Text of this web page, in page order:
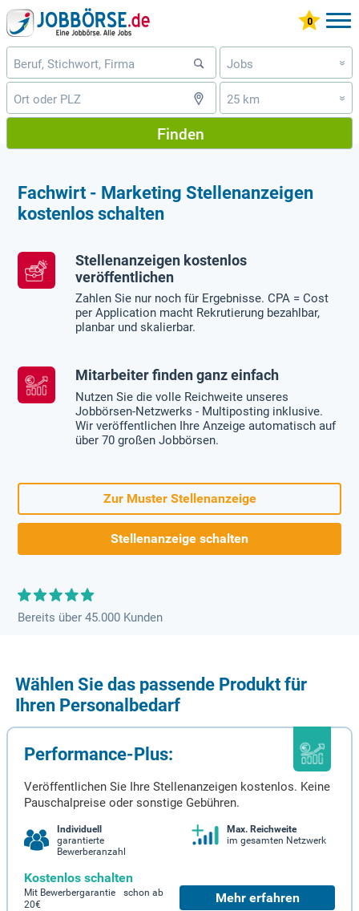
Jobs »
25 km »
Finden
Fachwirt - Marketing Stellenanzeigen
kostenlos schalten
Stellenanzeigen kostenlos
veröffentlichen
Zahlen Sie nur noch für Ergebnisse. CPA = Cost
per Application macht Rekrutierung bezahlbar,
planbar und skalierbar.
Mitarbeiter finden ganz einfach
Nutzen Sie die volle Reichweite unseres
Jobbörsen-Netzwerks - Multiposting inklusive.
Wir veröffentlichen Ihre Anzeige automatisch auf
über 70 großen Jobbörsen.
Zur Muster Stellenanzeige
Stellenanzeige schalten
Bereits über 45.000 Kunden
Wählen Sie das passende Produkt für
Ihren Personalbedarf
Performance-Plus:
Veröffentlichen Sie Ihre Stellenanzeigen kostenlos. Keine
Pauschalpreise oder sonstige Gebühren.
Individuell
garantierte
Bewerberanzahl
Max. Reichweite
im gesamten Netzwerk
Kostenlos schalten
Mit Bewerbergarantie schon ab
20€
Mehr erfahren